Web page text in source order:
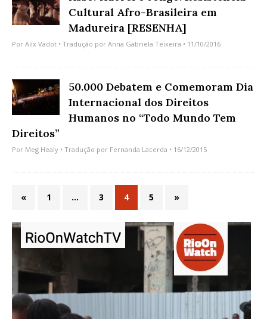
Cultural Afro-Brasileira em
Madureira [RESENHA]
Por Alix Vadot • Tradução por Anna Gabriela Teixeira • 11/10/2016
50.000 Debatem e Comemoram Dia
Internacional dos Direitos
Humanos no “Todo Mundo Tem
Direitos”
Por Meg Healy • Tradução por Fernanda Lacerda • 16/12/2015
« 1 … 3 4 5 »